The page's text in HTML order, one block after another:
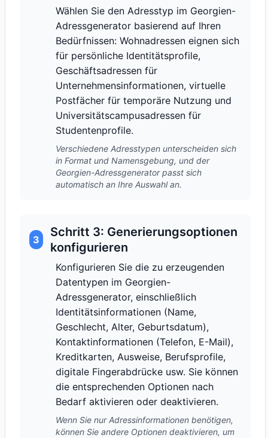
Wählen Sie den Adresstyp im Georgien-
Adressgenerator basierend auf Ihren
Bedürfnissen: Wohnadressen eignen sich
für persönliche Identitätsprofile,
Geschäftsadressen für
Unternehmensinformationen, virtuelle
Postfächer für temporäre Nutzung und
Universitätscampusadressen für
Studentenprofile.
Verschiedene Adresstypen unterscheiden sich
in Format und Namensgebung, und der
Georgien-Adressgenerator passt sich
automatisch an Ihre Auswahl an.
3
Schritt 3: Generierungsoptionen
konfigurieren
Konfigurieren Sie die zu erzeugenden
Datentypen im Georgien-
Adressgenerator, einschließlich
Identitätsinformationen (Name,
Geschlecht, Alter, Geburtsdatum),
Kontaktinformationen (Telefon, E-Mail),
Kreditkarten, Ausweise, Berufsprofile,
digitale Fingerabdrücke usw. Sie können
die entsprechenden Optionen nach
Bedarf aktivieren oder deaktivieren.
Wenn Sie nur Adressinformationen benötigen,
können Sie andere Optionen deaktivieren, um